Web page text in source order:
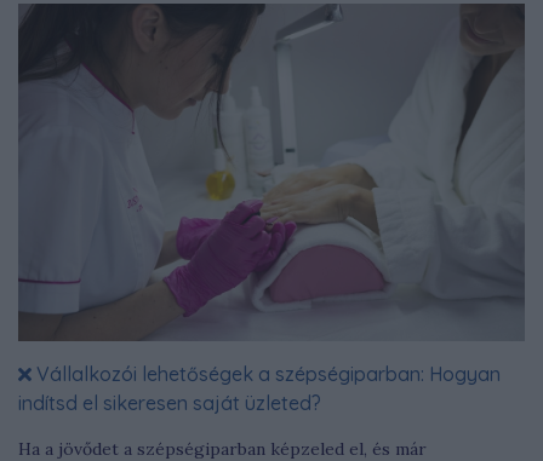
Vállalkozói lehetőségek a szépségiparban: Hogyan
indítsd el sikeresen saját üzleted?
Ha a jövődet a szépségiparban képzeled el, és már